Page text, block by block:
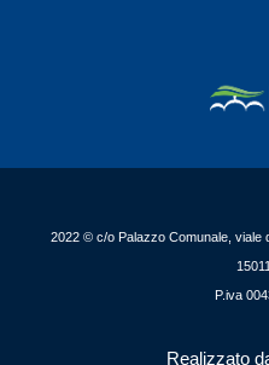
2022 © c/o Palazzo Comunale, viale
P.iva
Realizzato